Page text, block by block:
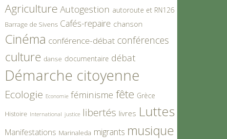
Agriculture Autogestion autoroute et RN126
Barrage de Sivens Cafés-repaire chanson
Cinéma conférence-débat conférences
culture danse documentaire débat
Démarche citoyenne
Ecologie Economie féminisme fête Grèce
Histoire International justice libertés livres Luttes
Manifestations Marinaleda migrants musique